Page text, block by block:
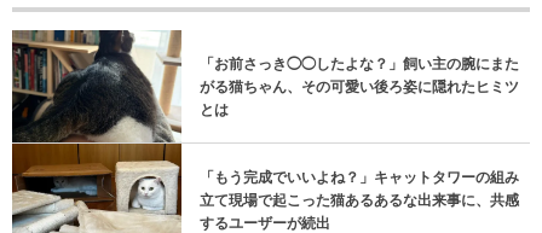
「お前さっき◯◯したよな？」飼い主の腕にまた
がる猫ちゃん、その可愛い後ろ姿に隠れたヒミツ
とは
「もう完成でいいよね？」キャットタワーの組み
立て現場で起こった猫あるあるな出来事に、共感
するユーザーが続出